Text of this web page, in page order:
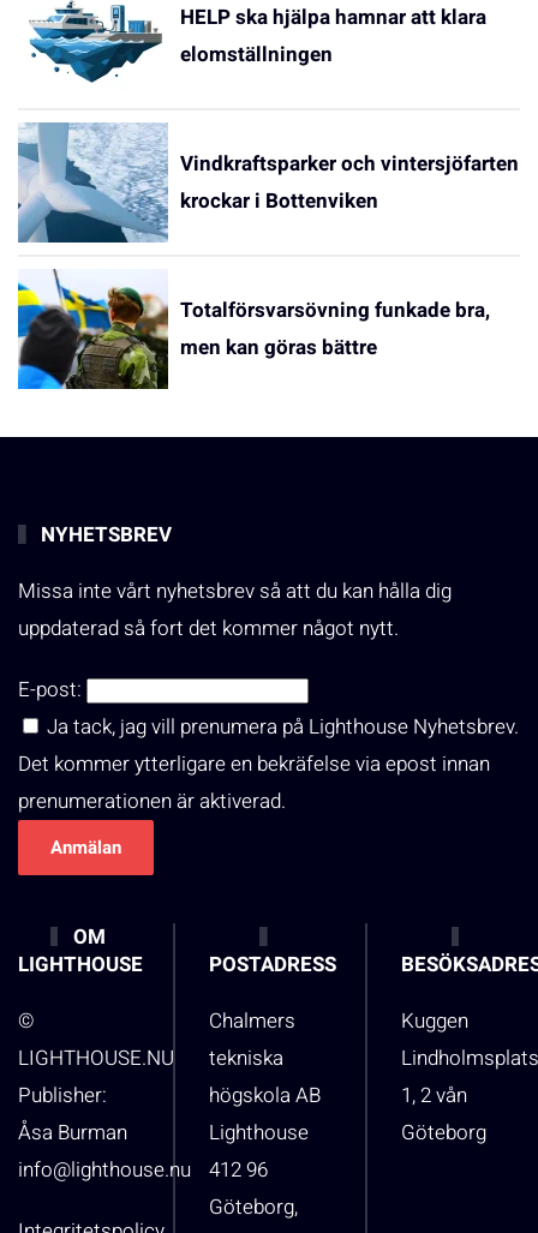
HELP ska hjälpa hamnar att klara
elomställningen
Vindkraftsparker och vintersjöfarten
krockar i Bottenviken
Totalförsvarsövning funkade bra,
men kan göras bättre
NYHETSBREV
Missa inte vårt nyhetsbrev så att du kan hålla dig
uppdaterad så fort det kommer något nytt.
E-post:
Ja tack, jag vill prenumera på Lighthouse Nyhetsbrev.
Det kommer ytterligare en bekräfelse via epost innan
prenumerationen är aktiverad.
OM
LIGHTHOUSE
©
LIGHTHOUSE.NU
Publisher:
Åsa Burman
info@lighthouse.nu
POSTADRESS
Chalmers
tekniska
högskola AB
Lighthouse
412 96
Göteborg,
Kuggen
1, 2 vån
Göteborg